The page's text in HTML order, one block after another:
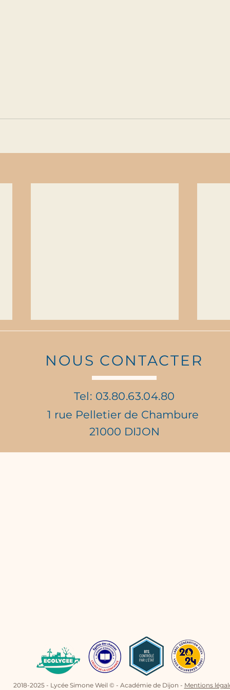
Prix d'Histoire de la
Fondation Maréchal De
Lattre
NOUS CONTACTER
Tel: 03.80.63.04.80
1 rue Pelletier de Chambure
21000 DIJON
2018-2025 - Lycée Simone Weil © - Académie de Dijon - Mentions